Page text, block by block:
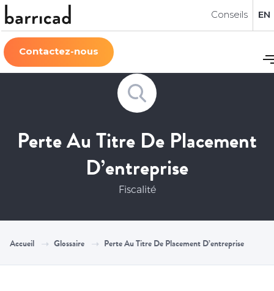
Conseils EN
Contactez-nous
Perte Au Titre De Placement
D’entreprise
Fiscalité
Accueil Glossaire Perte Au Titre De Placement D’entreprise